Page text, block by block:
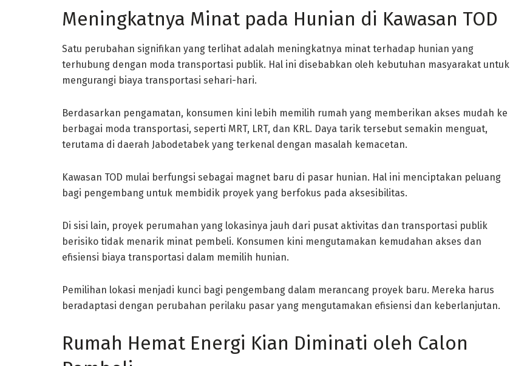
Meningkatnya Minat pada Hunian di Kawasan TOD
Satu perubahan signifikan yang terlihat adalah meningkatnya minat terhadap hunian yang
terhubung dengan moda transportasi publik. Hal ini disebabkan oleh kebutuhan masyarakat untuk
mengurangi biaya transportasi sehari-hari.
Berdasarkan pengamatan, konsumen kini lebih memilih rumah yang memberikan akses mudah ke
berbagai moda transportasi, seperti MRT, LRT, dan KRL. Daya tarik tersebut semakin menguat,
terutama di daerah Jabodetabek yang terkenal dengan masalah kemacetan.
Kawasan TOD mulai berfungsi sebagai magnet baru di pasar hunian. Hal ini menciptakan peluang
bagi pengembang untuk membidik proyek yang berfokus pada aksesibilitas.
Di sisi lain, proyek perumahan yang lokasinya jauh dari pusat aktivitas dan transportasi publik
berisiko tidak menarik minat pembeli. Konsumen kini mengutamakan kemudahan akses dan
efisiensi biaya transportasi dalam memilih hunian.
Pemilihan lokasi menjadi kunci bagi pengembang dalam merancang proyek baru. Mereka harus
beradaptasi dengan perubahan perilaku pasar yang mengutamakan efisiensi dan keberlanjutan.
Rumah Hemat Energi Kian Diminati oleh Calon